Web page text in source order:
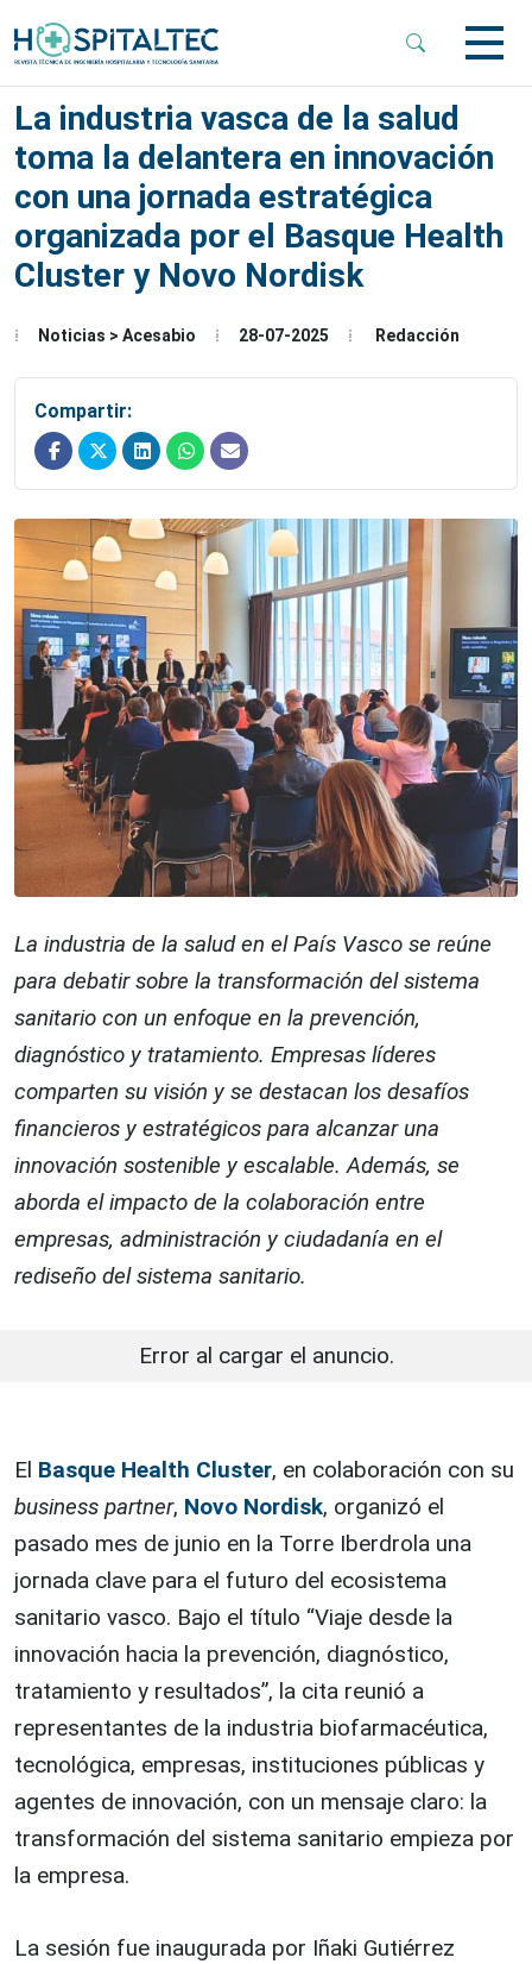
Menu
Menu
Menu
La industria vasca de la salud
toma la delantera en innovación
con una jornada estratégica
organizada por el Basque Health
Cluster y Novo Nordisk
Noticias > Acesabio 28-07-2025 Redacción
Compartir:
La industria de la salud en el País Vasco se reúne
para debatir sobre la transformación del sistema
sanitario con un enfoque en la prevención,
diagnóstico y tratamiento. Empresas líderes
comparten su visión y se destacan los desafíos
financieros y estratégicos para alcanzar una
innovación sostenible y escalable. Además, se
aborda el impacto de la colaboración entre
empresas, administración y ciudadanía en el
rediseño del sistema sanitario.
Error al cargar el anuncio.
El Basque Health Cluster, en colaboración con su
business partner, Novo Nordisk, organizó el
pasado mes de junio en la Torre Iberdrola una
jornada clave para el futuro del ecosistema
sanitario vasco. Bajo el título “Viaje desde la
innovación hacia la prevención, diagnóstico,
tratamiento y resultados”, la cita reunió a
representantes de la industria biofarmacéutica,
tecnológica, empresas, instituciones públicas y
agentes de innovación, con un mensaje claro: la
transformación del sistema sanitario empieza por
la empresa.
La sesión fue inaugurada por Iñaki Gutiérrez